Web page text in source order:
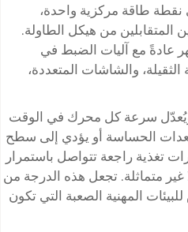
نقطة طاقة مركزية واحدة،
من هيكل الطاولة.
عادةً مع آليات الضبط في
والشاشات المتعددة،
ويُعدّل سرعة كل محرك في الوقت
الحساسة أو يؤدي إلى سطح
تغذية راجعة تتواصل باستمرار
غير متماثلة. تجعل هذه الدرجة من
المهنية الصعبة التي تكون